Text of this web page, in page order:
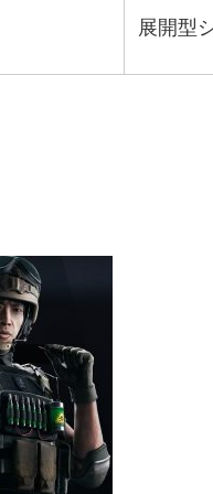
展開型